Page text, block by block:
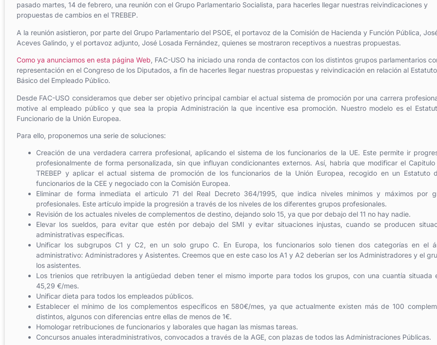
pasado martes, 14 de febrero, una reunión con el Grupo Parlamentario Socialista, para hacerles llegar nuestras reivindicaciones y
propuestas de cambios en el TREBEP.
A la reunión asistieron, por parte del Grupo Parlamentario del PSOE, el portavoz de la Comisión de Hacienda y Función Pública,
Aceves Galindo, y el portavoz adjunto, José Losada Fernández, quienes se mostraron receptivos a nuestras propuestas.
Como ya anunciamos en esta página Web, FAC-USO ha iniciado una ronda de contactos con los distintos grupos parlamentarios
representación en el Congreso de los Diputados, a fin de hacerles llegar nuestras propuestas y reivindicación en relación al Estatuto
Básico del Empleado Público.
Desde FAC-USO consideramos que deber ser objetivo principal cambiar el actual sistema de promoción por una carrera
motive al empleado público y que sea la propia Administración la que incentive esa promoción. Nuestro modelo es el
Funcionario de la Unión Europea.
Para ello, proponemos una serie de soluciones:
Creación de una verdadera carrera profesional, aplicando el sistema de los funcionarios de la UE. Este permite ir
profesionalmente de forma personalizada, sin que influyan condicionantes externos. Así, habría que modificar el
TREBEP y aplicar el actual sistema de promoción de los funcionarios de la Unión Europea, recogido en un Estatuto
funcionarios de la CEE y negociado con la Comisión Europea.
Eliminar de forma inmediata el articulo 71 del Real Decreto 364/1995, que indica niveles mínimos y máximos por
profesionales. Este artículo impide la progresión a través de los niveles de los diferentes grupos profesionales.
Revisión de los actuales niveles de complementos de destino, dejando solo 15, ya que por debajo del 11 no hay nadie.
Elevar los sueldos, para evitar que estén por debajo del SMI y evitar situaciones injustas, cuando se producen
administrativas específicas.
Unificar los subgrupos C1 y C2, en un solo grupo C. En Europa, los funcionarios solo tienen dos categorías en el
administrativo: Administradores y Asistentes. Creemos que en este caso los A1 y A2 deberían ser los Administradores y el
los asistentes.
Los trienios que retribuyen la antigüedad deben tener el mismo importe para todos los grupos, con una cuantía situada
45,29 €/mes.
Unificar dieta para todos los empleados públicos.
Establecer el mínimo de los complementos específicos en 580€/mes, ya que actualmente existen más de 100
distintos, algunos con diferencias entre ellas de menos de 1€.
Homologar retribuciones de funcionarios y laborales que hagan las mismas tareas.
Concursos anuales interadministrativos, convocados a través de la AGE, con plazas de todos las Administraciones Públicas.